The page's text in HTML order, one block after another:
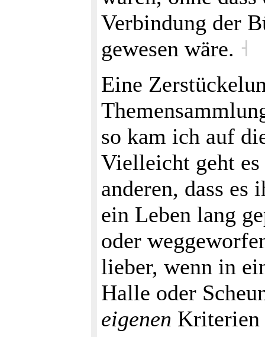
Verbindung der
gewesen wäre. ˧
Eine
so kam ich auf
Vielleicht geht
anderen, dass es
ein Leben lang
oder
lieber, wenn in
Halle oder
eigenen Kriterien